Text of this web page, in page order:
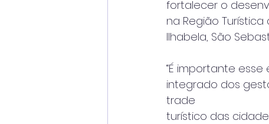
fortalecer o
na Região
Ilhabela, São
“É importante
integrado dos
trade
turístico das